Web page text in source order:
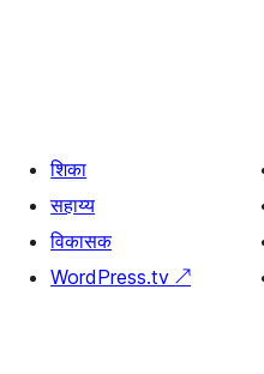
शिका
सहाय्य
विकासक
WordPress.tv↗